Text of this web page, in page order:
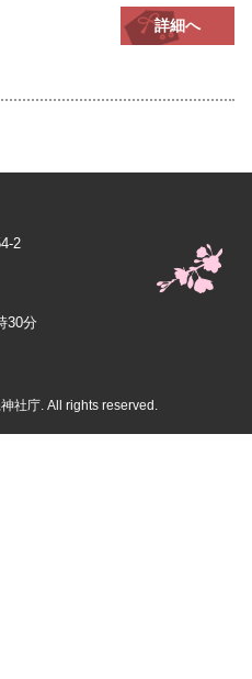
詳細へ
2
30分
社庁. All rights reserved.